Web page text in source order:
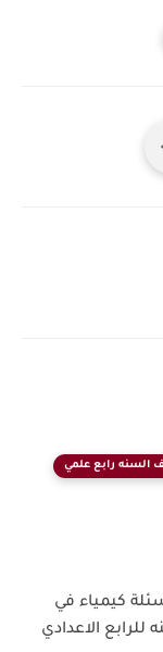
السنه رابع علمي
كيمياء في
الاعدادي